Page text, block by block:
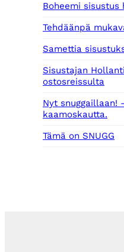
Boheemi
Tehdäänpä
Samettia
Sisustajan
ostosreissulta
Nyt snuggaillaan!
kaamoskautta.
Tämä on SNUGG